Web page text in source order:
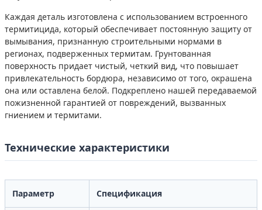
Каждая деталь изготовлена ​​с использованием встроенного
термитицида, который обеспечивает постоянную защиту от
вымывания, признанную строительными нормами в
регионах, подверженных термитам. Грунтованная
поверхность придает чистый, четкий вид, что повышает
привлекательность бордюра, независимо от того, окрашена
она или оставлена ​​белой. Подкреплено нашей передаваемой
пожизненной гарантией от повреждений, вызванных
гниением и термитами.
Технические характеристики
Параметр Спецификация